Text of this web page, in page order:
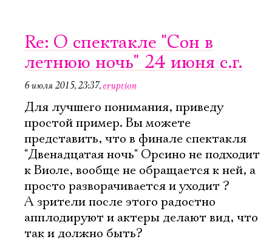
Re: О спектакле "Сон в
летнюю ночь" 24 июня с.г.
6 июля 2015, 23:37, eruption
Для лучшего понимания, приведу
простой пример. Вы можете
представить, что в финале спектакля
"Двенадцатая ночь" Орсино не подходит
к Виоле, вообще не обращается к ней, а
просто разворачивается и уходит ?
А зрители после этого радостно
апплодируют и актеры делают вид, что
так и должно быть?